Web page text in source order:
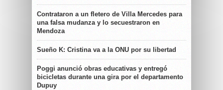
Contrataron a un fletero de Villa Mercedes para
una falsa mudanza y lo secuestraron en
Mendoza
Sueño K: Cristina va a la ONU por su libertad
Poggi anunció obras educativas y entregó
bicicletas durante una gira por el departamento
Dupuy